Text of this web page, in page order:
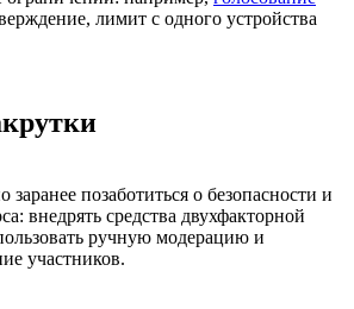
лимит с одного устройства
позаботиться о безопасности и
внедрять средства двухфакторной
ручную модерацию и
участников.